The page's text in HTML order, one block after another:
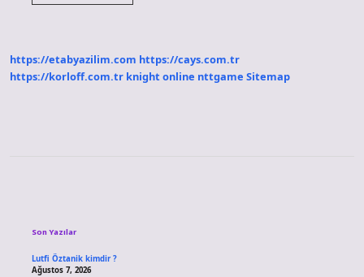
https://etabyazilim.com https://cays.com.tr
https://korloff.com.tr knight online nttgame Sitemap
Son Yazılar
Lutfi Öztanik kimdir ?
Ağustos 7, 2026